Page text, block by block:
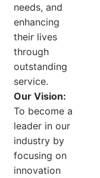
needs, and
enhancing
their lives
through
outstanding
service.
Our Vision:
To become a
leader in our
industry by
focusing on
innovation